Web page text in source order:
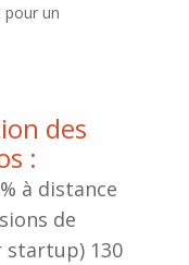
un
des
:
à distance
de
startup) 130